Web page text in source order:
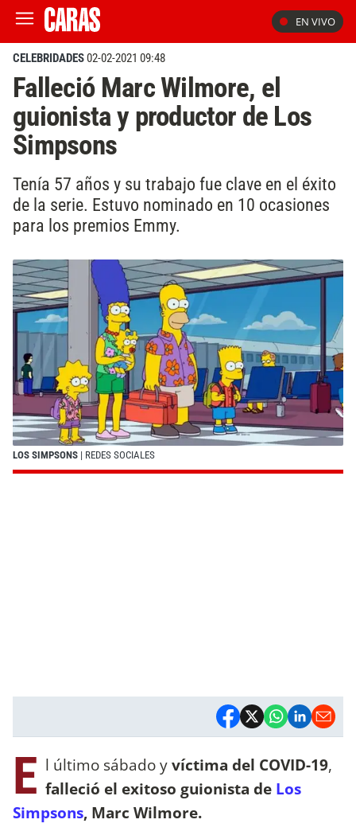
EN VIVO
CELEBRIDADES02-02-2021 09:48
Falleció Marc Wilmore, el
guionista y productor de Los
Simpsons
Tenía 57 años y su trabajo fue clave en el éxito
de la serie. Estuvo nominado en 10 ocasiones
para los premios Emmy.
LOS SIMPSONS | REDES SOCIALES
E l último sábado yvíctima del COVID-19,
falleció el exitoso guionista de Los
Simpsons, Marc Wilmore.